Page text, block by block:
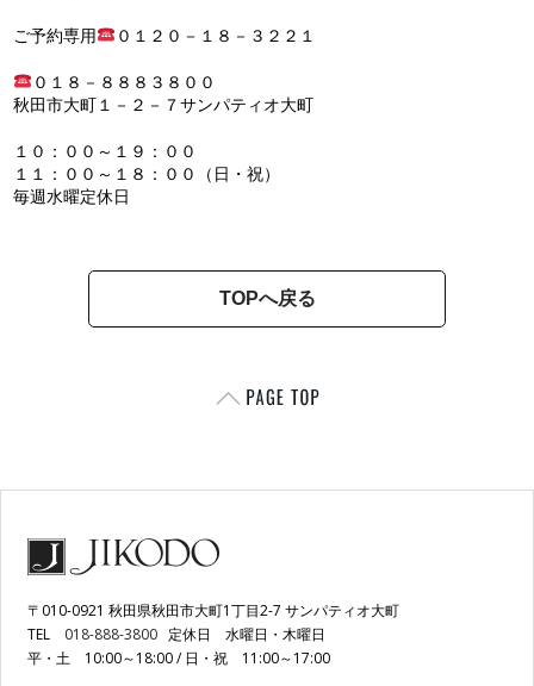
ご予約専用 ０１２０－１８－３２２１
０１８－８８８３８００
秋田市大町１－２－７サンパティオ大町
１０：００～１９：００
１１：００～１８：００（日・祝）
毎週水曜定休日
TOPへ戻る
〒010-0921 秋田県秋田市大町1丁目2-7 サンパティオ大町
TEL 018-888-3800 定休日 水曜日・木曜日
平・土 10:00～18:00 / 日・祝 11:00～17:00